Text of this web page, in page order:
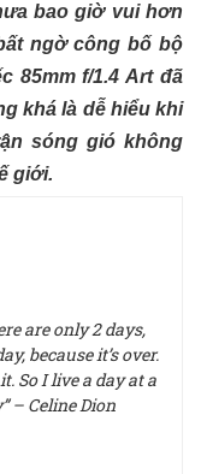
bao giờ vui hơn
ngờ công bố bộ
85mm f/1.4 Art đã
khá là dễ hiểu khi
sóng gió không
giới.
are only 2 days,
because it’s over.
So I live a day at a
– Celine Dion